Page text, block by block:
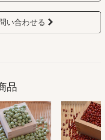
い合わせる
品